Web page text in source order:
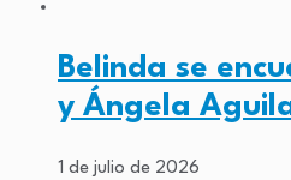
Belinda se
y Ángela
1 de julio de 2026